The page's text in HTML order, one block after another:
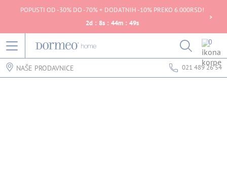
POPUSTI OD -30% DO -70% + DODATNIH -10% PREKO 6.000RSD!
2d : 8s : 44m : 49s
0
NAŠE PRODAVNICE 021 489 26 54